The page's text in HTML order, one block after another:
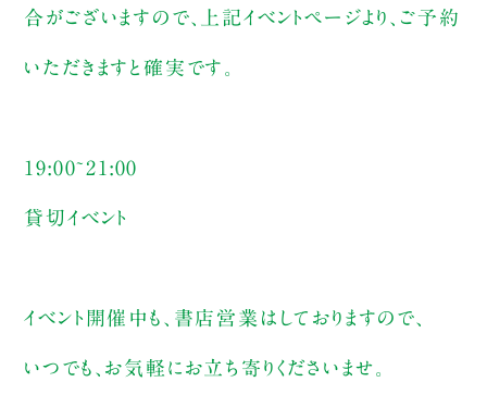
合がございますので、上記イベントページより、ご予約
いただきますと確実です。
19:00~21:00
貸切イベント
イベント開催中も、書店営業はしておりますので、
いつでも、お気軽にお立ち寄りくださいませ。